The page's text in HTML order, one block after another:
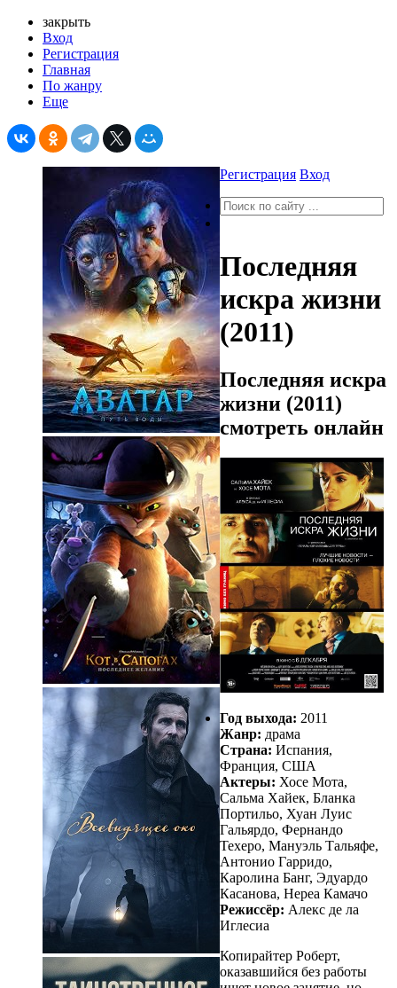
закрыть
Вход
Регистрация
Главная
По жанру
Еще
Регистрация Вход
Последняя
искра жизни
(2011)
Последняя искра
жизни (2011)
смотреть онлайн
Год выхода: 2011
Жанр: драма
Страна: Испания,
Франция, США
Актеры: Хосе Мота,
Сальма Хайек, Бланка
Портильо, Хуан Луис
Гальярдо, Фернандо
Техеро, Мануэль Тальяфе,
Антонио Гарридо,
Каролина Банг, Эдуардо
Касанова, Нереа Камачо
Режиссёр: Алекс де ла
Иглесиа
Копирайтер Роберт,
оказавшийся без работы